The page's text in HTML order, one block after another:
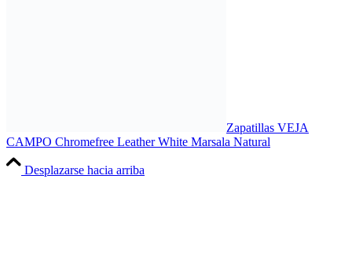
Zapatillas VEJA
CAMPO Chromefree Leather White Marsala Natural
Desplazarse hacia arriba